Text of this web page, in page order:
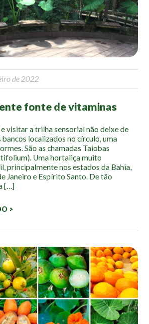
Verde
de 2022
fonte de vitaminas
visitar a trilha sensorial não deixe de
localizados no círculo, uma
São as chamadas Taiobas
Uma hortaliça muito
principalmente nos estados da Bahia,
Janeiro e Espírito Santo. De tão
[…]
>